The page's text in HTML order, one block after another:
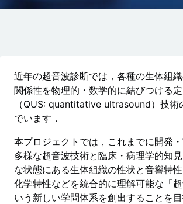
近年の超音波診断では，各種の生体組
関係性を物理的・数学的に結びつける
（QUS: quantitative ultrasound）技術
でいます．
本プロジェクトでは，これまでに開発
多様な超音波技術と臨床・病理学的知
な状態にある生体組織の性状と音響特
化学特性などを統合的に理解可能な「
いう新しい学問体系を創出することを目